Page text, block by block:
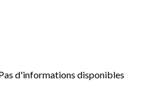
d'informations disponibles